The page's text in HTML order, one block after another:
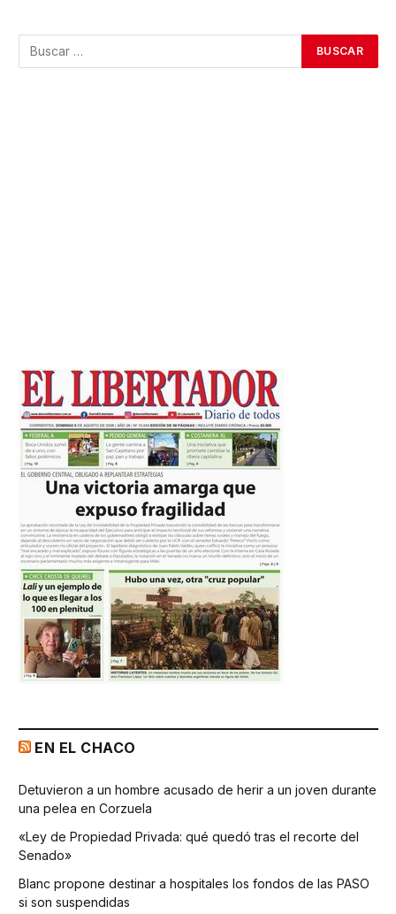
EN EL CHACO
Detuvieron a un hombre acusado de herir a un joven durante
una pelea en Corzuela
«Ley de Propiedad Privada: qué quedó tras el recorte del
Senado»
Blanc propone destinar a hospitales los fondos de las PASO
si son suspendidas